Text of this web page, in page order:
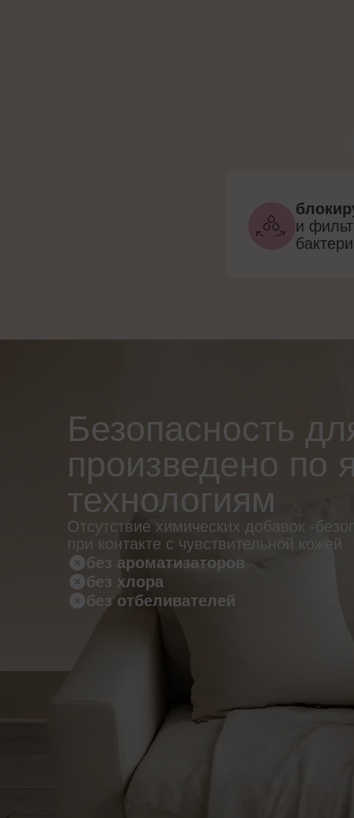
и
Безопасность
произведено по
технологиям
Отсутствие химических добавок -
при контакте с чувствительной кожей
без ароматизаторов
без хлора
без отбеливателей